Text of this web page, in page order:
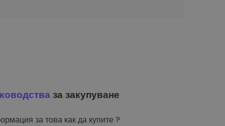
за закупуване
за това как да купите ?